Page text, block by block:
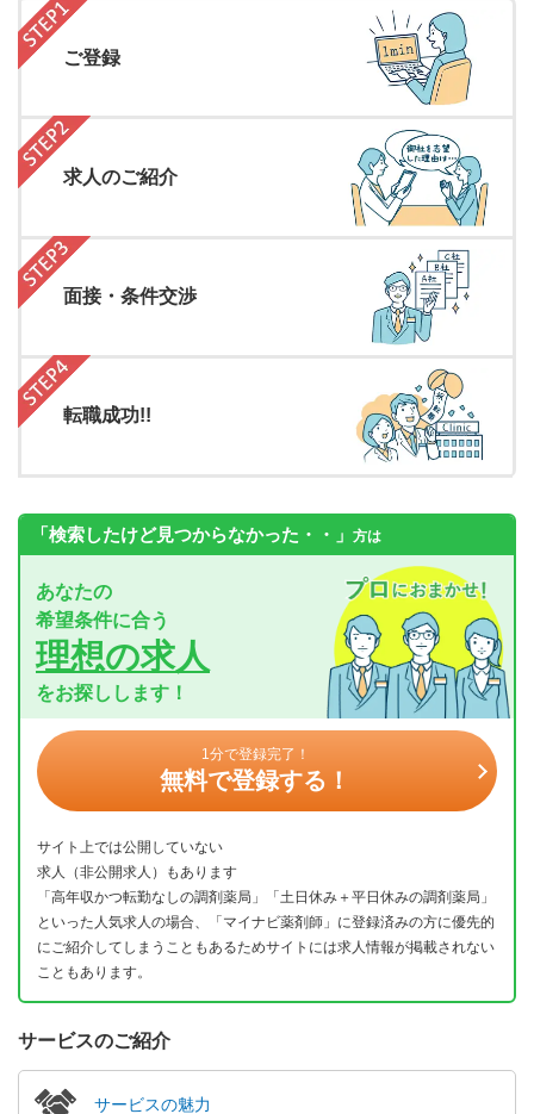
ご登録
求人のご紹介
面接・条件交渉
転職成功!!
「検索したけど見つからなかった・・」 方は
あなたの
希望条件に合う
理想の求人
をお探しします！
1分で登録完了！
無料で登録する！
サイト上では公開していない
求人（非公開求人）もあります
「高年収かつ転勤なしの調剤薬局」「土日休み＋平日休みの調剤薬局」
といった人気求人の場合、「マイナビ薬剤師」に登録済みの方に優先的
にご紹介してしまうこともあるためサイトには求人情報が掲載されない
こともあります。
サービスのご紹介
サービスの魅力